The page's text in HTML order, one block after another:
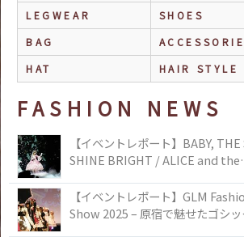
LEGWEAR
SHOES
BAG
HAT
HAIR STYLE
FASHION NEWS
【イベントレポート】BABY, THE
SHINE BRIGHT / ALICE and the
TOKYO
【イベントレポート】GLM
Show 2025 – 原宿で魅せたゴシ